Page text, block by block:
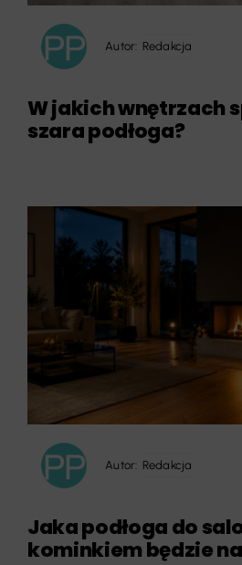
Autor: Redakcja
W jakich wnętrzach
szara podłoga?
Autor: Redakcja
Jaka podłoga do
kominkiem będzie